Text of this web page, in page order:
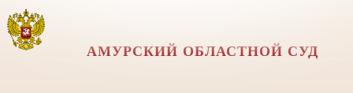
АМУРСКИЙ ОБЛАСТНОЙ СУД